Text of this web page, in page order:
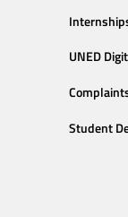
UNED
Student